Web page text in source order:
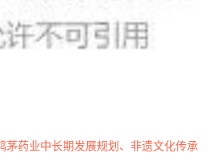
茅药业中长期发展规划、非遗文化传承